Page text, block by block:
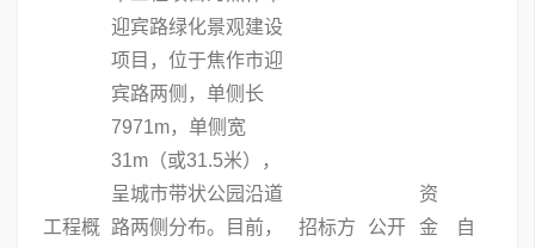
工程概
迎宾路绿化景观建设
项目，位于焦作市迎
宾路两侧，单侧长
7971m，单侧宽
31m（或31.5米），
呈城市带状公园沿道
路两侧分布。目前，
招标方
公开
资
金
自